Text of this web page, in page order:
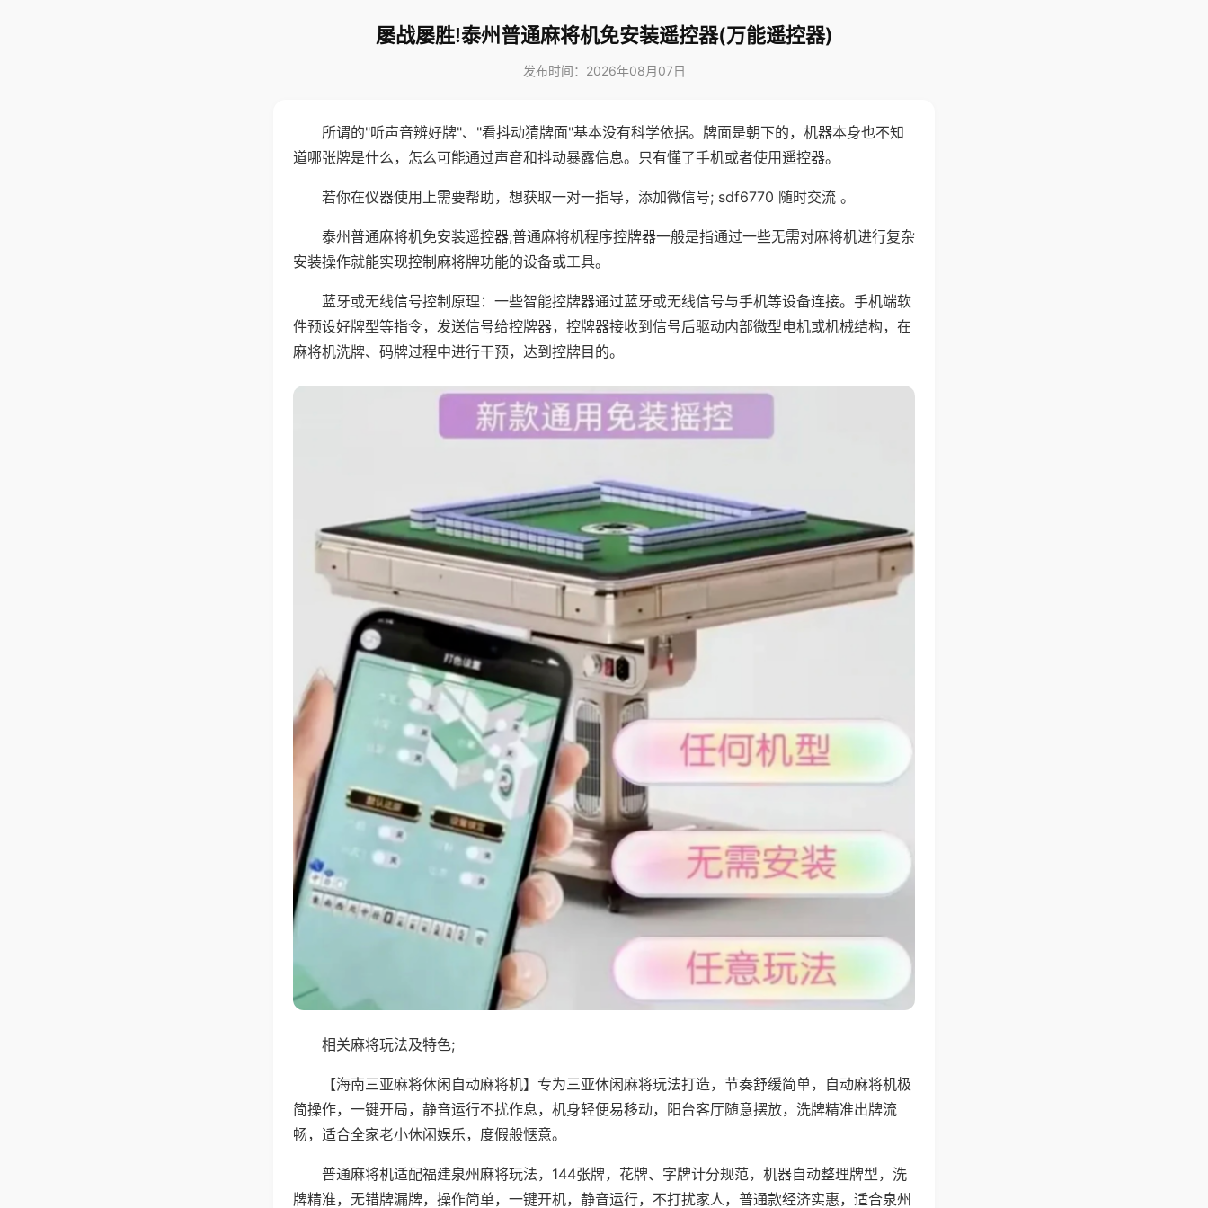
屡战屡胜!泰州普通麻将机免安装遥控器(万能遥控器)
发布时间：2026年08月07日
所谓的"听声音辨好牌"、"看抖动猜牌面"基本没有科学依据。牌面是朝下的，机器本身也不知
道哪张牌是什么，怎么可能通过声音和抖动暴露信息。只有懂了手机或者使用遥控器。
若你在仪器使用上需要帮助，想获取一对一指导，添加微信号; sdf6770 随时交流 。
泰州普通麻将机免安装遥控器;普通麻将机程序控牌器一般是指通过一些无需对麻将机进行复杂
安装操作就能实现控制麻将牌功能的设备或工具。
蓝牙或无线信号控制原理：一些智能控牌器通过蓝牙或无线信号与手机等设备连接。手机端软
件预设好牌型等指令，发送信号给控牌器，控牌器接收到信号后驱动内部微型电机或机械结构，在
麻将机洗牌、码牌过程中进行干预，达到控牌目的。
相关麻将玩法及特色;
【海南三亚麻将休闲自动麻将机】专为三亚休闲麻将玩法打造，节奏舒缓简单，自动麻将机极
简操作，一键开局，静音运行不扰作息，机身轻便易移动，阳台客厅随意摆放，洗牌精准出牌流
畅，适合全家老小休闲娱乐，度假般惬意。
普通麻将机适配福建泉州麻将玩法，144张牌，花牌、字牌计分规范，机器自动整理牌型，洗
牌精准，无错牌漏牌，操作简单，一键开机，静音运行，不打扰家人，普通款经济实惠，适合泉州